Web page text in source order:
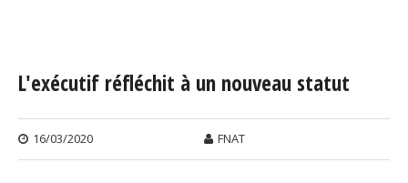
L'exécutif réfléchit à un nouveau statut
16/03/2020 FNAT